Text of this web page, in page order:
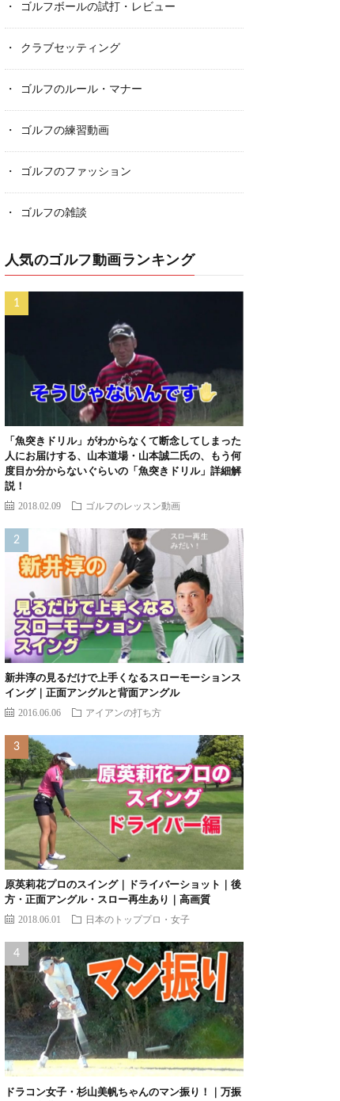
ゴルフボールの試打・レビュー
クラブセッティング
ゴルフのルール・マナー
ゴルフの練習動画
ゴルフのファッション
ゴルフの雑談
人気のゴルフ動画ランキング
「魚突きドリル」がわからなくて断念してしまった
人にお届けする、山本道場・山本誠二氏の、もう何
度目か分からないぐらいの「魚突きドリル」詳細解
説！
2018.02.09 ゴルフのレッスン動画
新井淳の見るだけで上手くなるスローモーションス
イング｜正面アングルと背面アングル
2016.06.06 アイアンの打ち方
原英莉花プロのスイング｜ドライバーショット｜後
方・正面アングル・スロー再生あり｜高画質
2018.06.01 日本のトッププロ・女子
ドラコン女子・杉山美帆ちゃんのマン振り！｜万振